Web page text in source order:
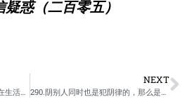
惑（二百零五）
NEXT